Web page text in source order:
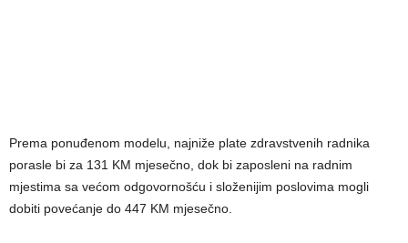
Prema ponuđenom modelu, najniže plate zdravstvenih radnika
porasle bi za 131 KM mjesečno, dok bi zaposleni na radnim
mjestima sa većom odgovornošću i složenijim poslovima mogli
dobiti povećanje do 447 KM mjesečno.